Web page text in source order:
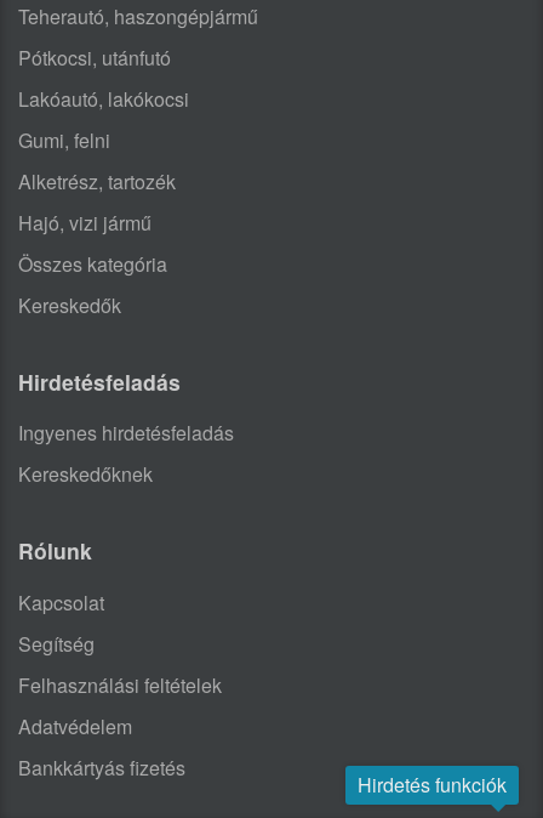
Hirdetés funkciók
Teherautó, haszongépjármű
Pótkocsi, utánfutó
Lakóautó, lakókocsi
Gumi, felni
Alketrész, tartozék
Hajó, vizi jármű
Összes kategória
Kereskedők
Hirdetésfeladás
Ingyenes hirdetésfeladás
Kereskedőknek
Rólunk
Kapcsolat
Segítség
Felhasználási feltételek
Adatvédelem
Bankkártyás fizetés